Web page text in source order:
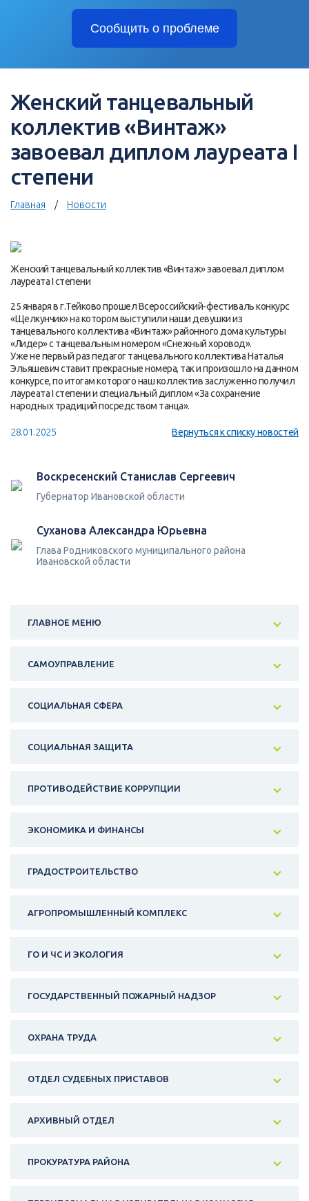
Сообщить о проблеме
Женский танцевальный
коллектив «Винтаж»
завоевал диплом лауреата I
степени
Главная Новости
Женский танцевальный коллектив «Винтаж» завоевал диплом
лауреата I степени
25 января в г.Тейково прошел Всероссийский-фестиваль конкурс
«Щелкунчик» на котором выступили наши девушки из
танцевального коллектива «Винтаж» районного дома культуры
«Лидер» с танцевальным номером «Снежный хоровод».
Уже не первый раз педагог танцевального коллектива Наталья
Эльяшевич ставит прекрасные номера, так и произошло на данном
конкурсе, по итогам которого наш коллектив заслуженно получил
лауреата I степени и специальный диплом «За сохранение
народных традиций посредством танца».
28.01.2025 Вернуться к списку новостей
Воскресенский Станислав Сергеевич
Губернатор Ивановской области
Суханова Александра Юрьевна
Глава Родниковского муниципального района
Ивановской области
ГЛАВНОЕ МЕНЮ
САМОУПРАВЛЕНИЕ
СОЦИАЛЬНАЯ СФЕРА
СОЦИАЛЬНАЯ ЗАЩИТА
ПРОТИВОДЕЙСТВИЕ КОРРУПЦИИ
ЭКОНОМИКА И ФИНАНСЫ
ГРАДОСТРОИТЕЛЬСТВО
АГРОПРОМЫШЛЕННЫЙ КОМПЛЕКС
ГО И ЧС И ЭКОЛОГИЯ
ГОСУДАРСТВЕННЫЙ ПОЖАРНЫЙ НАДЗОР
ОХРАНА ТРУДА
ОТДЕЛ СУДЕБНЫХ ПРИСТАВОВ
АРХИВНЫЙ ОТДЕЛ
ПРОКУРАТУРА РАЙОНА